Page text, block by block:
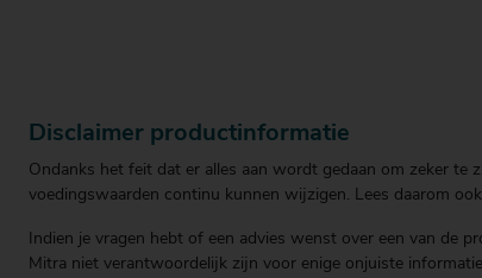
Disclaimer productinformatie
Ondanks het feit dat er alles aan wordt gedaan om zeker te
voedingswaarden continu kunnen wijzigen. Lees daarom
Indien je vragen hebt of een advies wenst over een van de
Mitra niet verantwoordelijk zijn voor enige onjuiste